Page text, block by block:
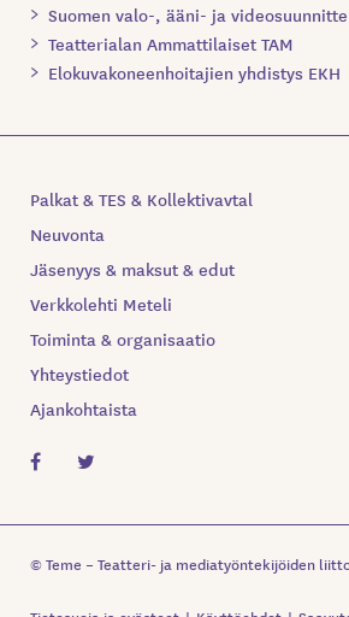
Suomen valo-, ääni- ja
Teatterialan Ammattilaiset TAM
Elokuvakoneenhoitajien yhdistys EKH
Palkat & TES & Kollektivavtal
Neuvonta
Jäsenyys & maksut & edut
Verkkolehti Meteli
Toiminta & organisaatio
Yhteystiedot
Ajankohtaista
© Teme – Teatteri- ja mediatyöntekijöiden